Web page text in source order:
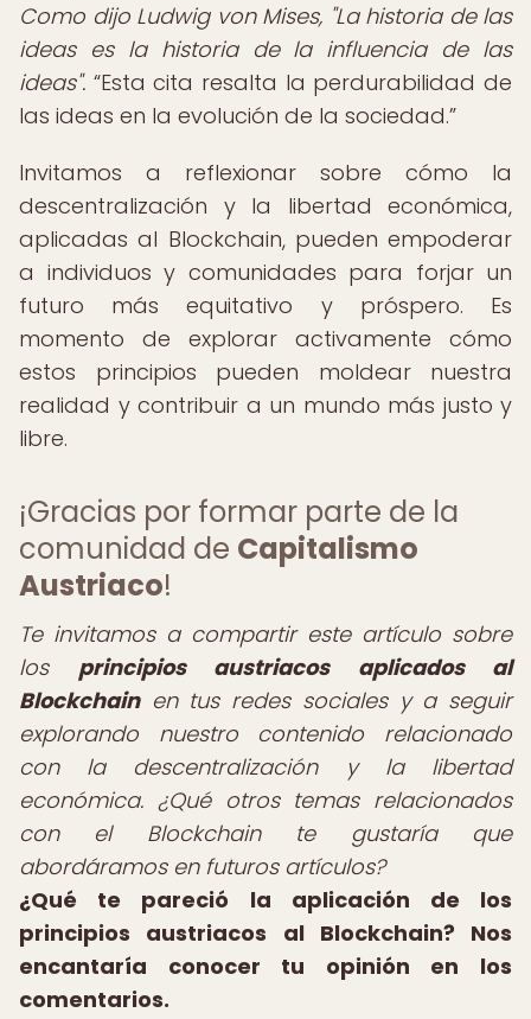
Como dijo Ludwig von Mises, "La historia de las
ideas es la historia de la influencia de las
ideas". Esta cita resalta la perdurabilidad de
las ideas en la evolución de la sociedad.
Invitamos a reflexionar sobre cómo la
descentralización y la libertad económica,
aplicadas al Blockchain, pueden empoderar
a individuos y comunidades para forjar un
futuro más equitativo y próspero. Es
momento de explorar activamente cómo
estos principios pueden moldear nuestra
realidad y contribuir a un mundo más justo y
libre.
¡Gracias por formar parte de la
comunidad de Capitalismo
Austriaco!
Te invitamos a compartir este artículo sobre
los principios austriacos aplicados al
Blockchainen tus redes sociales y a seguir
explorando nuestro contenido relacionado
con la descentralización y la libertad
económica. ¿Qué otros temas relacionados
con el Blockchain te gustaría que
abordáramos en futuros artículos?
¿Qué te pareció la aplicación de los
principios austriacos al Blockchain? Nos
encantaría conocer tu opinión en los
comentarios.